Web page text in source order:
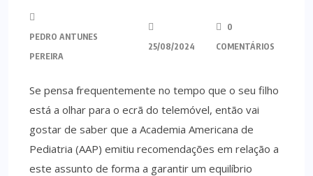
PEDRO ANTUNES
PEREIRA
25/08/2024
0
COMENTÁRIOS
Se pensa frequentemente no tempo que o seu filho
está a olhar para o ecrã do telemóvel, então vai
gostar de saber que a Academia Americana de
Pediatria (AAP) emitiu recomendações em relação a
este assunto de forma a garantir um equilíbrio